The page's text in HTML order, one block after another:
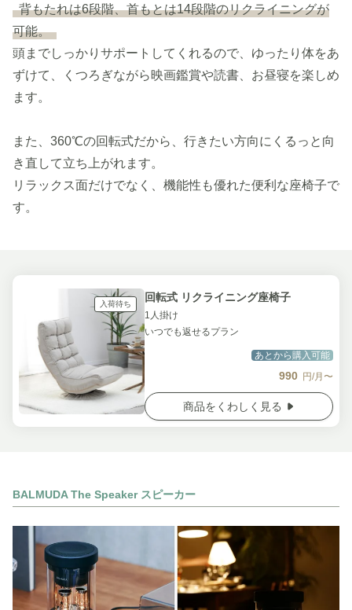
背もたれは6段階、首もとは14段階のリクライニングが
可能。
頭までしっかりサポートしてくれるので、ゆったり体をあ
ずけて、くつろぎながら映画鑑賞や読書、お昼寝を楽しめ
ます。
また、360℃の回転式だから、行きたい方向にくるっと向
き直して立ち上がれます。
リラックス面だけでなく、機能性も優れた便利な座椅子で
す。
入荷待ち 回転式 リクライニング座椅子
1人掛け
いつでも返せるプラン
あとから購入可能
990 円/月〜
商品をくわしく見る
BALMUDA The Speaker スピーカー